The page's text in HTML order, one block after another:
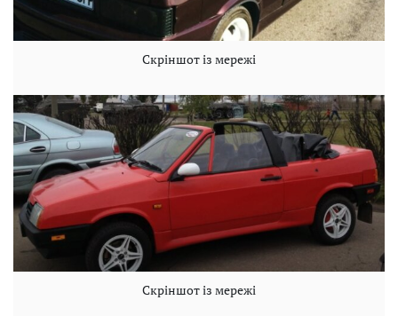
Скріншот із мережі
Скріншот із мережі